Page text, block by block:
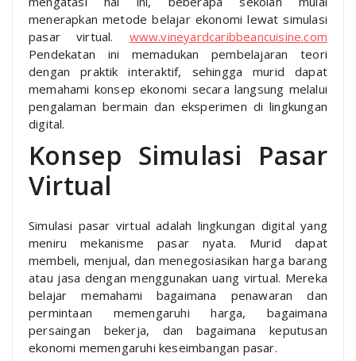
menerapkan metode belajar ekonomi lewat simulasi
pasar virtual. www.vineyardcaribbeancuisine.com
Pendekatan ini memadukan pembelajaran teori
dengan praktik interaktif, sehingga murid dapat
memahami konsep ekonomi secara langsung melalui
pengalaman bermain dan eksperimen di lingkungan
digital.
Konsep Simulasi Pasar
Virtual
Simulasi pasar virtual adalah lingkungan digital yang
meniru mekanisme pasar nyata. Murid dapat
membeli, menjual, dan menegosiasikan harga barang
atau jasa dengan menggunakan uang virtual. Mereka
belajar memahami bagaimana penawaran dan
permintaan memengaruhi harga, bagaimana
persaingan bekerja, dan bagaimana keputusan
ekonomi memengaruhi keseimbangan pasar.